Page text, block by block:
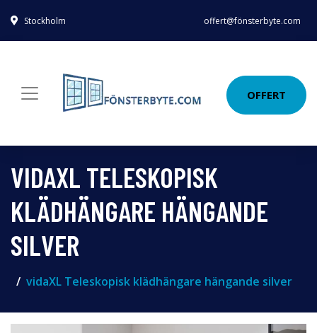
Stockholm offert@fönsterbyte.com
OFFERT
VIDAXL TELESKOPISK
KLÄDHÄNGARE HÄNGANDE
SILVER
vidaXL Teleskopisk klädhängare hängande silver